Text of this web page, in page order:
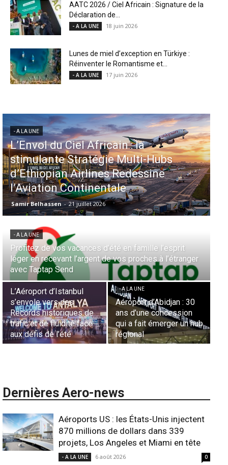
AATC 2026 / Ciel Africain : Signature de la
Déclaration de...
- A LA UNE 18 juin 2026
Lunes de miel d’exception en Türkiye :
Réinventer le Romantisme et...
- A LA UNE 17 juin 2026
- A LA UNE
Aéroports US : les États-Unis
injectent 870 millions de dollars
dans 339 projets, Los Angeles et
Miami en tête
Samir Belhassen - 6 août 2026
- A LA UNE
Aérien & Stratégie : Comment Royal Air Maroc fait de
la diaspora européenne le moteur de son hub de
Casablanca
- A LA UNE
Sécurité des frontières
aériennes en Afrique :
L’appel urgent à
l’harmonisation globale
- A LA UNE
Nominations : Sadri
Essid à la tête de la
Représentation d’Air
France en Tunisie et
Lionel Rault aux
commandes de la région
ANSCO
Dernières Aero-news
Aéroports US : les États-Unis injectent
870 millions de dollars dans 339
projets, Los Angeles et Miami en tête
- A LA UNE 6 août 2026 0